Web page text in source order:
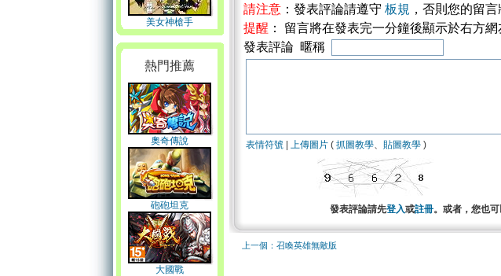
美女神槍手
熱門推薦
奧奇傳說
砲砲坦克
大國戰
請注意 ：發表評論請遵守 板規 ，否則您的留言
提醒 ： 留言將在發表完一分鐘後顯示於右方
發表評論 暱稱
表情符號 上傳圖片 ( 抓圖教學、 貼圖教學 )
發表評論請先登入或註冊。或者，您也
上一個：召喚英雄無敵版